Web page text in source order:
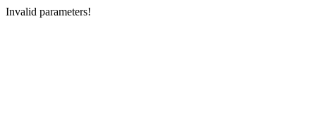
Invalid parameters!